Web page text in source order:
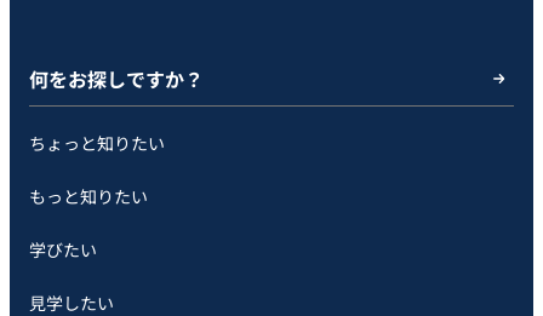
何をお探しですか？
ちょっと知りたい
もっと知りたい
学びたい
見学したい